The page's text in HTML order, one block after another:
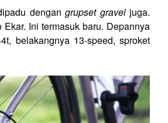
dengangrupset graveljuga.
Ekar. Ini termasuk baru. Depannya
belakangnya 13-speed, sproket